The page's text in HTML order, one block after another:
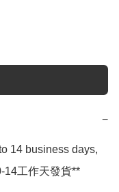
−
14 business days,
14工作天發貨**